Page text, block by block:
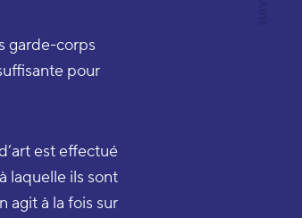
garde-corps
pour
est effectué
laquelle ils sont
agit à la fois sur